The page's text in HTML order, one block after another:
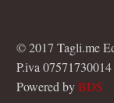
© 2017 Tagli.me
P.iva
Powered byBDS